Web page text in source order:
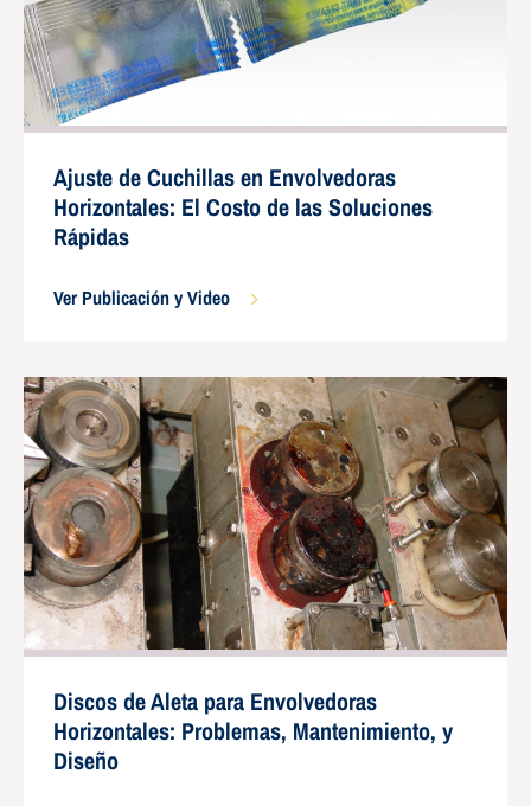
Ajuste de Cuchillas en Envolvedoras
Horizontales: El Costo de las Soluciones
Rápidas
Ver Publicación y Video
Discos de Aleta para Envolvedoras
Horizontales: Problemas, Mantenimiento, y
Diseño